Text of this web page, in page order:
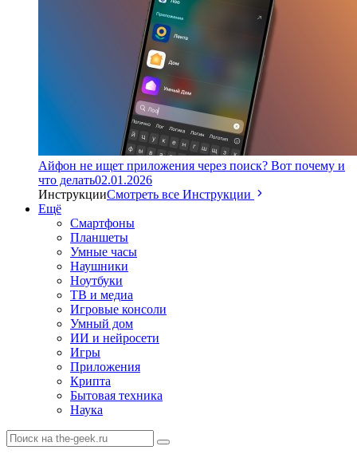
Айфон не ищет приложения через поиск? Вот почему и
что делать02.01.2026
ИнструкцииСмотреть все Инструкции
Ещё
Смартфоны
Планшеты
Умные часы
Наушники
Ноутбуки
ТВ и медиа
Игровые консоли
Умный дом
ИИ и нейросети
Игры
Приложения
Крипта
Бытовая техника
Наука